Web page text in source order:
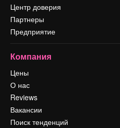
Центр доверия
Партнеры
Предприятие
Компания
Цены
О нас
Reviews
Вакансии
Поиск тенденций